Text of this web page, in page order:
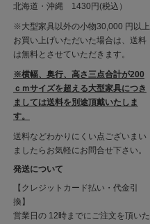
北海道・沖縄 1430円(税込）
※大型家具以外の小物30,000 円以上
お買い上げいただいた場合は、送料
は無料とさせていただきます。
※横幅、奥行、高さ三点合計が200
ｃｍサイズを超える大型家具につき
ましては送料を別途頂戴いたしま
す。
送料などわかりにくい点ございまい
ましたらお気軽にお問合せ下さい。
発送について
【クレジットカード払い・代金引
換】
営業日の 12時までにご注文を頂いた